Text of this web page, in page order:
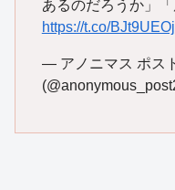
あるのだろうか」
https://t.co/
— アノニマス ポス